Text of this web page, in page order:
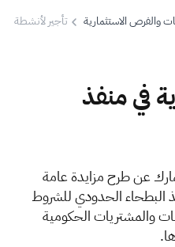
القيمة المضافة
والفرص الاستثمارية تأجير لأنشطة
في منفذ
عن طرح مزايدة عامة
البطحاء الحدودي للشروط
والمشتريات الحكومية
.